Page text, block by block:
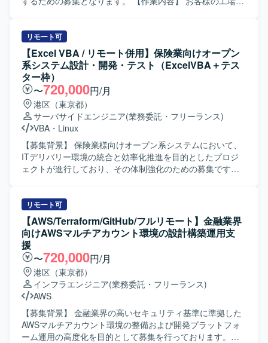
ける方を歓迎いたします。 【ポジションの魅力】 ・特権ID
管理やセキュリティパッチ適用など、リスク管理領域の実
務を通じてインフラ運用・セキュリティに関する知見を深
めていただけます。 ・NotesDBやバッチ処理、Excelマクロ
などを活用した運用自動化・効率化の経験を積むことがで
きます。 【開発環境】 ・NotesDB ・Excelマクロ、Lotusス
クリプト
様からの問合せや障害発生時の対応、各種相談への対応な
ど、システム運用保守に関わる業務を実施していただきま
す。 【求める人物像】 工場関連システムの業務内容を積極
的に理解しようとする姿勢をお持ちの方を求めています。
ユーザ様や関係者と円滑にコミュニケーションを取りなが
ら、丁寧かつ責任感を持って運用保守や上流工程の業務を
進めていただける方が望ましいです。 【ポジションの魅
力】 大手製造業の工場関連システムに長期的に関わること
で、製造業の業務知識とシステム運用保守のスキルをあわ
せて高めていくことができます。上流工程から運用保守ま
で幅広い工程を経験できるため、キャリアの幅を広げやす
いポジションです。 【開発環境】 JavaやVBAを用いたアプ
リモート可
【Excel VBA / リモート併用】保険業向けオープン
系システム設計・開発・テスト（ExcelVBA＋テス
ター枠）
〜720,000円/月
港区（東京都）
サーバサイドエンジニア(業務委託・フリーランス)
VBA ・ Linux
【募集背景】 保険業様向けオープン系システムにおいて、
ITデリバリー環境の統合と効率化推進を目的としたプロジ
ェクトが進行しており、その体制強化のための募集です。
発や、Webアプリケーション、モバイルアプリケーショ
ン、APIを対象としたテスト計画の作成およびテスト実施を
行っていただきます。アジャイルデリバリーモデルに基づ
き、スプリントテストへの参画を通じて品質向上に貢献し
ていただきます。 【求める人物像】 生命保険分野の業務知
識を活かしながら、アジャイル開発環境で主体的に設計・
開発・テストに取り組んでいただける方を求めています。
Excel VBAなど既存のスキルを活かしつつ、テストプロセス
や品質向上に意欲的に取り組んでいただける方です。 【ポ
ジションの魅力】 保険業界向けのオープン系システム開発
に携わることで、ドメイン知識とアジャイル開発の経験を
同時に深めていただけます。設計・開発からテストまで一
リモート可
【AWS/Terraform/GitHub/フルリモート】金融業界
向けAWSマルチアカウント環境の設計構築運用支
援
〜720,000円/月
港区（東京都）
インフラエンジニア(業務委託・フリーランス)
AWS
【募集背景】 金融業界の高いセキュリティ基準に準拠した
AWSマルチアカウント環境の整備および開発プラットフォ
ーム運用の高度化を目的として募集を行っております。